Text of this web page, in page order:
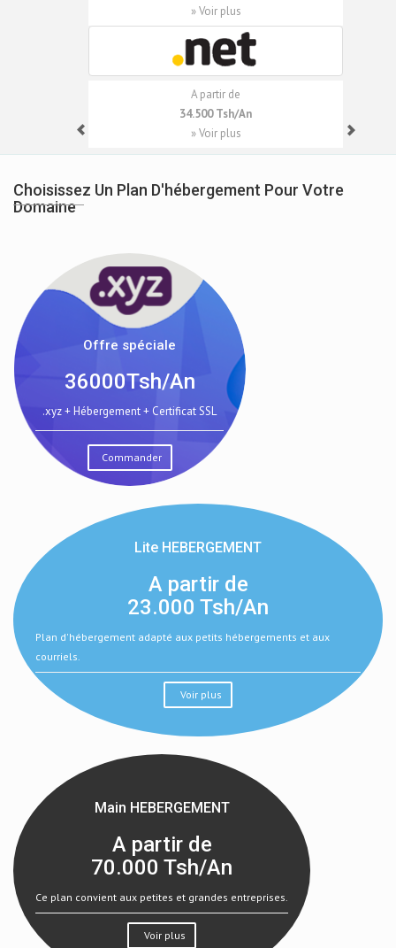
» Voir plus
A partir de
34.500 Tsh/An
» Voir plus
Choisissez Un Plan D'hébergement Pour Votre
Domaine
Offre spéciale
36000Tsh/An
.xyz + Hébergement + Certificat SSL
Commander
Lite HEBERGEMENT
A partir de
23.000 Tsh/An
Plan d'hébergement adapté aux petits hébergements et aux
courriels.
Voir plus
Main HEBERGEMENT
A partir de
70.000 Tsh/An
Ce plan convient aux petites et grandes entreprises.
Voir plus